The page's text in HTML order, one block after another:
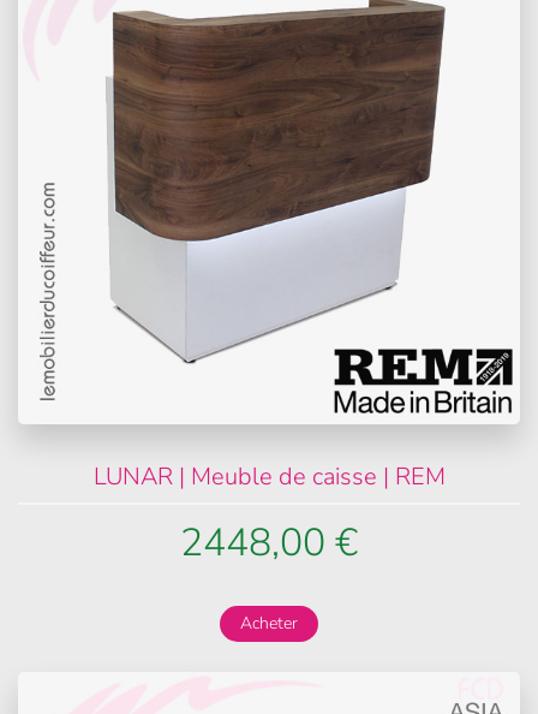
LUNAR | Meuble de caisse | REM
2448,00 €
Acheter